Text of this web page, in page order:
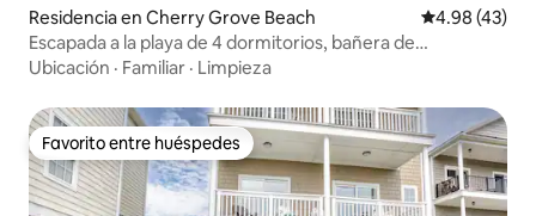
Residencia en Cherry Grove Beach Calificación
4.98 (43)
Escapada a la playa de 4 dormitorios, bañera de
hidromasaje, piscina climatizada y sala de juegos
Ubicación · Familiar · Limpieza
Favorito entre huéspedes
Favorito entre huéspedes